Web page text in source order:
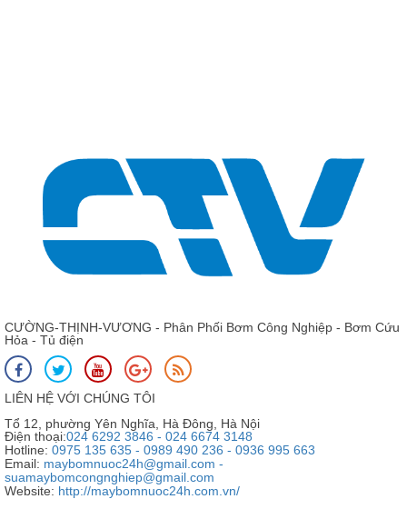
CƯỜNG-THỊNH-VƯƠNG - Phân Phối Bơm Công Nghiệp - Bơm Cứu
Hỏa - Tủ điện
LIÊN HỆ VỚI CHÚNG TÔI
Tổ 12, phường Yên Nghĩa, Hà Đông, Hà Nội
Điện thoại:024 6292 3846 - 024 6674 3148
Hotline: 0975 135 635 - 0989 490 236 - 0936 995 663
Email: maybomnuoc24h@gmail.com -
suamaybomcongnghiep@gmail.com
Website: http://maybomnuoc24h.com.vn/